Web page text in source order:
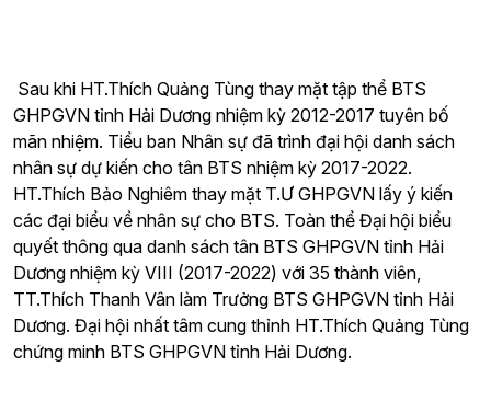
Sau khi HT.Thích Quảng Tùng thay mặt tập thể BTS
GHPGVN tỉnh Hải Dương nhiệm kỳ 2012-2017 tuyên bố
mãn nhiệm. Tiểu ban Nhân sự đã trình đại hội danh sách
nhân sự dự kiến cho tân BTS nhiệm kỳ 2017-2022.
HT.Thích Bảo Nghiêm thay mặt T.Ư GHPGVN lấy ý kiến
các đại biểu về nhân sự cho BTS. Toàn thể Đại hội biểu
quyết thông qua danh sách tân BTS GHPGVN tỉnh Hải
Dương nhiệm kỳ VIII (2017-2022) với 35 thành viên,
TT.Thích Thanh Vân làm Trưởng BTS GHPGVN tỉnh Hải
Dương. Đại hội nhất tâm cung thỉnh HT.Thích Quảng Tùng
chứng minh BTS GHPGVN tỉnh Hải Dương.